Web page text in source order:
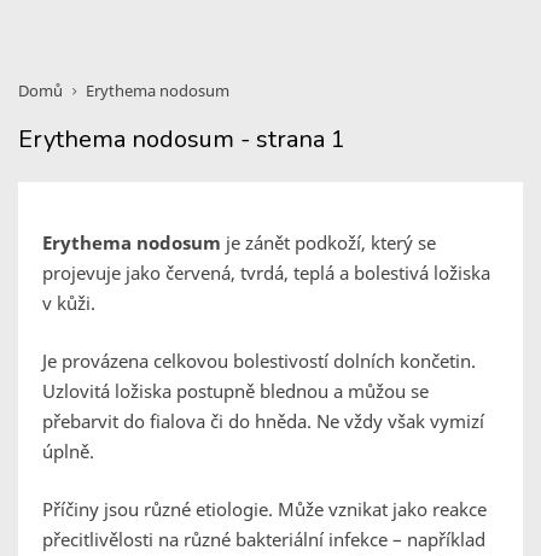
Domů Erythema nodosum
Erythema nodosum - strana 1
Erythema nodosum je zánět podkoží, který se
projevuje jako červená, tvrdá, teplá a bolestivá ložiska
v kůži.
Je provázena celkovou bolestivostí dolních končetin.
Uzlovitá ložiska postupně blednou a můžou se
přebarvit do fialova či do hněda. Ne vždy však vymizí
úplně.
Příčiny jsou různé etiologie. Může vznikat jako reakce
přecitlivělosti na různé bakteriální infekce – například